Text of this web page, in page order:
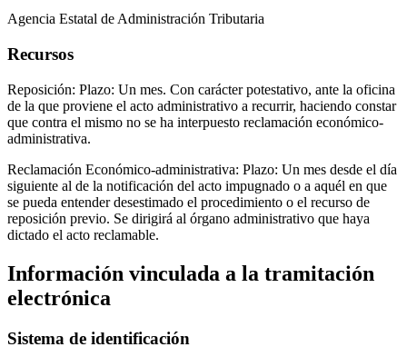
Agencia Estatal de Administración Tributaria
Recursos
Reposición: Plazo: Un mes. Con carácter potestativo, ante la oficina
de la que proviene el acto administrativo a recurrir, haciendo constar
que contra el mismo no se ha interpuesto reclamación económico-
administrativa.
Reclamación Económico-administrativa: Plazo: Un mes desde el día
siguiente al de la notificación del acto impugnado o a aquél en que
se pueda entender desestimado el procedimiento o el recurso de
reposición previo. Se dirigirá al órgano administrativo que haya
dictado el acto reclamable.
Información vinculada a la tramitación
electrónica
Sistema de identificación